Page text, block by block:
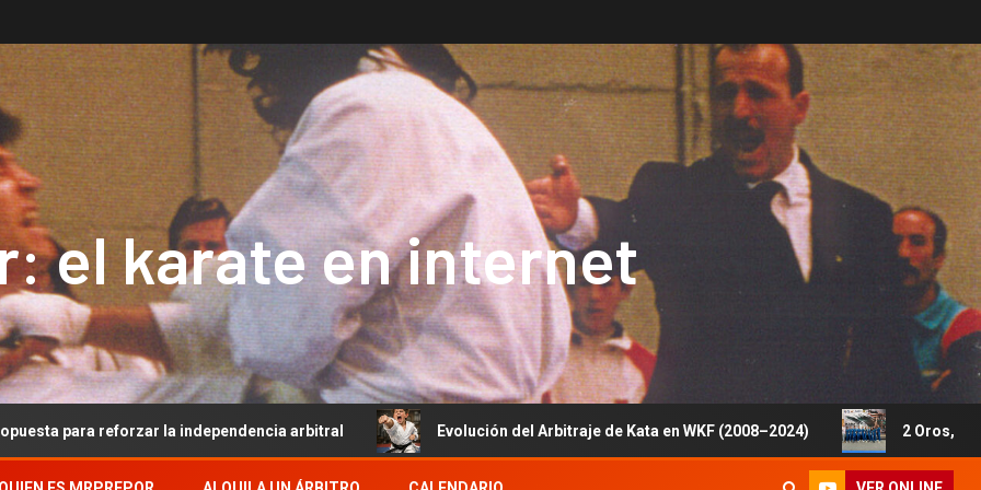
el karate en internet
la independencia arbitral Evolución del Arbitraje de Kata en WKF (2008–2024) 2 Oros, 1 Plata y 5